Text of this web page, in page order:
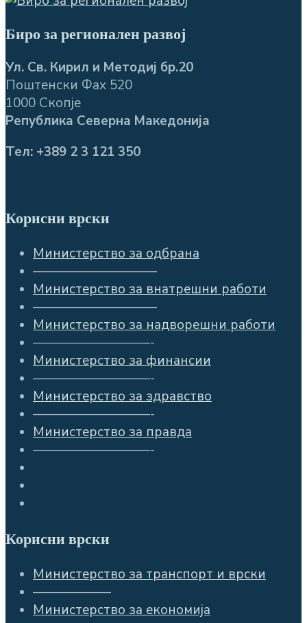
Биро за регионален развој
Ул. Св. Кирил и Методиј бр.20
Поштенски Фах 520
1000 Скопје
Република Северна Македонија
Тел: +389 2 3 121 350
Корисни врски
Министерство за одбрана
—————————–
Министерство за внатрешни работи
—————————–
Министерство за надворешни работи
—————————-
Министерство за финансии
—————————-
Министерство за здравство
—————————-
Министерство за правда
—————————-
Корисни врски
Министерство за транспорт и врски
——————
Министерство за економија